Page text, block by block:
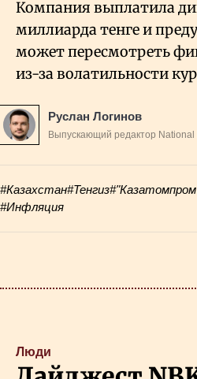
Компания выплатила
миллиарда тенге и
может пересмотреть
из-за волатильности
Руслан Логинов
Выпускающий редактор National
#Казахстан#Тенгиз
#Инфляция
Люди